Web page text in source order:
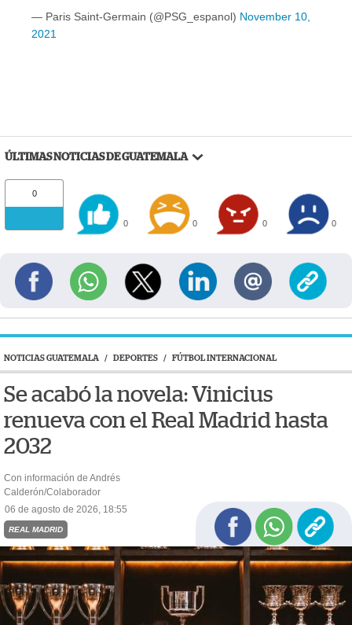
— Paris Saint-Germain (@PSG_espanol) November 10,
2021
ÚLTIMAS NOTICIAS DE GUATEMALA
0
0 0 0 0
NOTICIAS GUATEMALA / DEPORTES / FÚTBOL INTERNACIONAL
Se acabó la novela: Vinicius
renueva con el Real Madrid hasta
2032
Con información de Andrés
Calderón/Colaborador
06 de agosto de 2026, 18:55
REAL MADRID